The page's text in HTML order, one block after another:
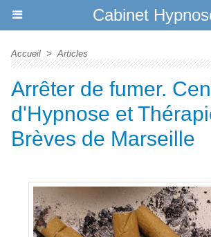
Cabinet
Accueil > Articles
Arrêter de fumer.
d'Hypnose et
Brèves de Marseille